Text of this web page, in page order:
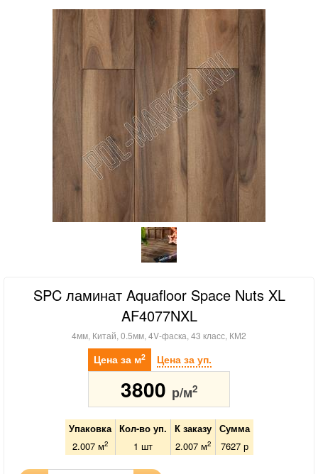
SPC ламинат Aquafloor Space Nuts XL
AF4077NXL
4мм, Китай, 0.5мм, 4V-фаска, 43 класс, КМ2
Цена за м2 Цена за уп.
3800 р/м2
Упаковка Кол-во уп. К заказу
Сумма
2.007 м2 1 шт 2.007м2 7627р